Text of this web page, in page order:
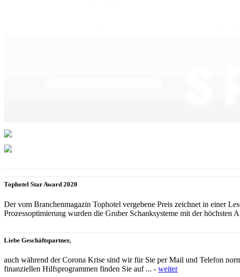
Tophotel Star Award 2020
Der vom Branchenmagazin Tophotel vergebene Preis zeichnet in einer
Prozessoptimierung wurden die Gruber Schanksysteme mit der höchsten
Liebe Geschäftspartner,
auch während der Corona Krise sind wir für Sie per Mail und Telefon
finanziellen Hilfsprogrammen finden Sie auf ... - weiter